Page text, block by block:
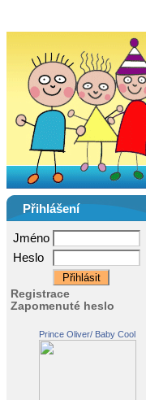
Přihlášení
Jméno
Heslo
Registrace
Zapomenuté heslo
Prince Oliver/ Baby Cool